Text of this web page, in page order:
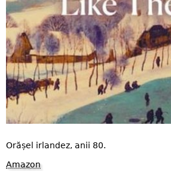
Orășel irlandez, anii 80.
Amazon